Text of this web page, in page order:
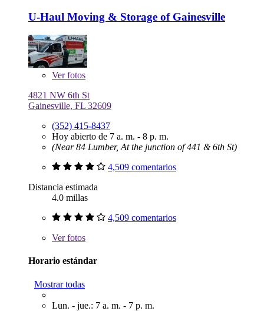
U-Haul Moving & Storage of Gainesville
Verfotos
4821 NW 6th St
Gainesville, FL 32609
(352) 415-8437
Hoy abierto de 7 a. m. - 8 p. m.
(Near 84 Lumber, At the junction of 441 & 6th St)
4,509 comentarios
Distancia estimada
4.0 millas
4,509 comentarios
Verfotos
Horario estándar
Mostrar todas
Lun. - jue.: 7 a. m. - 7 p. m.